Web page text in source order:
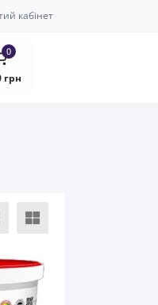
кабінет
0
грн